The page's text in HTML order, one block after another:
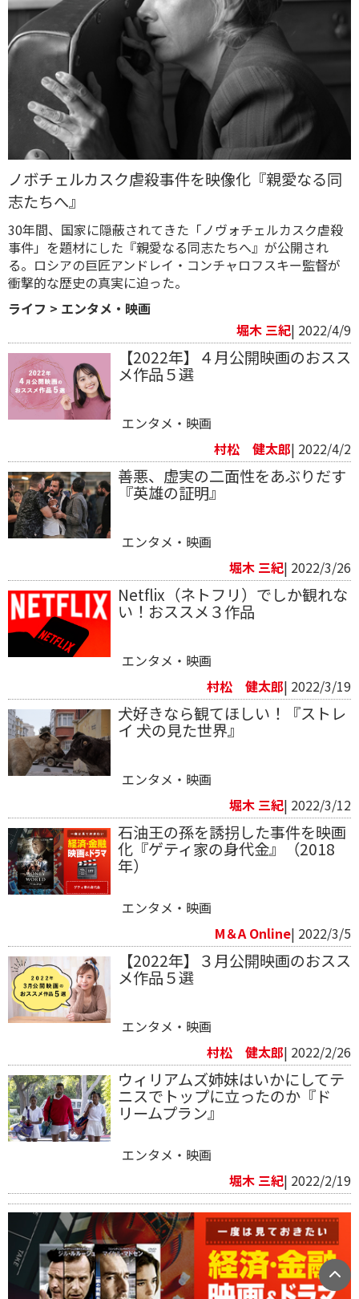
ノボチェルカスク虐殺事件を映像化『親愛なる同
志たちへ』
30年間、国家に隠蔽されてきた「ノヴォチェルカスク虐殺
事件」を題材にした『親愛なる同志たちへ』が公開され
る。ロシアの巨匠アンドレイ・コンチャロフスキー監督が
衝撃的な歴史の真実に迫った。
ライフ > エンタメ・映画
堀木 三紀| 2022/4/9
【2022年】４月公開映画のおスス
メ作品５選
エンタメ・映画
村松 健太郎| 2022/4/2
善悪、虚実の二面性をあぶりだす
『英雄の証明』
エンタメ・映画
堀木 三紀| 2022/3/26
Netflix（ネトフリ）でしか観れな
い！おススメ３作品
エンタメ・映画
村松 健太郎| 2022/3/19
犬好きなら観てほしい！『ストレ
イ 犬の見た世界』
エンタメ・映画
堀木 三紀| 2022/3/12
石油王の孫を誘拐した事件を映画
化『ゲティ家の身代金』（2018
年）
エンタメ・映画
M＆A Online| 2022/3/5
【2022年】３月公開映画のおスス
メ作品５選
エンタメ・映画
村松 健太郎| 2022/2/26
ウィリアムズ姉妹はいかにしてテ
ニスでトップに立ったのか『ド
リームプラン』
エンタメ・映画
堀木 三紀| 2022/2/19